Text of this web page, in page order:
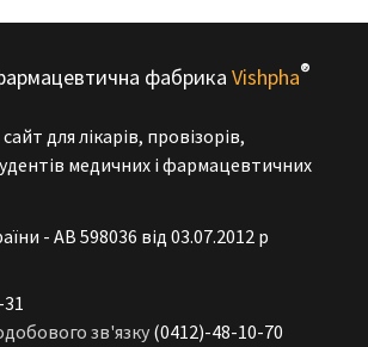
фабрика Vishpha®
для лікарів, провізорів,
медичних і фармацевтичних
- АВ 598036 від 03.07.2012 р
зв'язку (0412)-48-10-70